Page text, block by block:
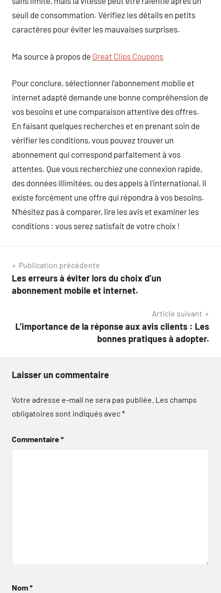
seuil de consommation. Vérifiez les détails en petits
caractères pour éviter les mauvaises surprises.
Ma source à propos de Great Clips Coupons
Pour conclure, sélectionner l’abonnement mobile et
internet adapté demande une bonne compréhension de
vos besoins et une comparaison attentive des offres.
En faisant quelques recherches et en prenant soin de
vérifier les conditions, vous pouvez trouver un
abonnement qui correspond parfaitement à vos
attentes. Que vous recherchiez une connexion rapide,
des données illimitées, ou des appels à l’international, il
existe forcément une offre qui répondra à vos besoins.
N’hésitez pas à comparer, lire les avis et examiner les
conditions : vous serez satisfait de votre choix !
Navigation
de
Publication précédente
Les erreurs à éviter lors du choix d’un
abonnement mobile et internet.
Article suivant
L’importance de la réponse aux avis clients : Les
bonnes pratiques à adopter.
Laisser un commentaire
Votre adresse e-mail ne sera pas publiée. Les champs
obligatoires sont indiqués avec*
Commentaire*
Nom*